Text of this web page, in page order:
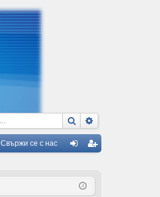
Търсене
Б
Свържи се с нас
ис